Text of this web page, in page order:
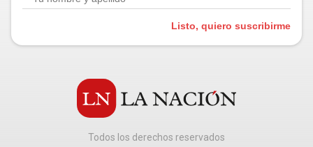
Listo, quiero suscribirme
Todos los derechos reservados